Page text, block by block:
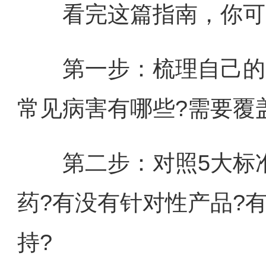
看完这篇指南，你可
第一步：梳理自己的
常见病害有哪些?需要
第二步：对照5大标
药?有没有针对性产品?
持?